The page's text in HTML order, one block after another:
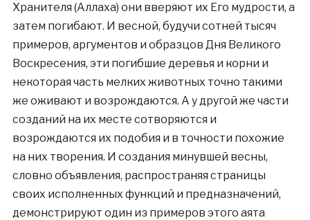
Хранителя (Аллаха) они вверяют их Его мудрости, а
затем погибают. И весной, будучи сотней тысяч
примеров, аргументов и образцов Дня Великого
Воскресения, эти погибшие деревья и корни и
некоторая часть мелких животных точно такими
же оживают и возрождаются. А у другой же части
созданий на их месте сотворяются и
возрождаются их подобия и в точности похожие
на них творения. И создания минувшей весны,
словно объявления, распространяя страницы
своих исполненных функций и предназначений,
демонстрируют один из примеров этого аята